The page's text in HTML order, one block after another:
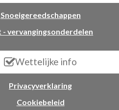
Snoeigereedschappen
- vervangingsonderdelen
Wettelijke info
Privacyverklaring
Cookiebeleid